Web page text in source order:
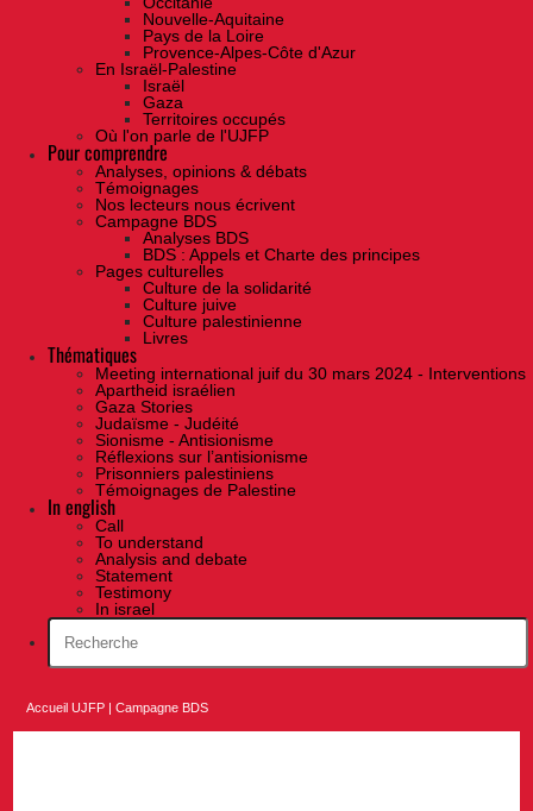
Nouvelle-Aquitaine
Pays de la Loire
Provence-Alpes-Côte d'Azur
En Israël-Palestine
Israël
Gaza
Territoires occupés
Où l'on parle de l'UJFP
Pour comprendre
Analyses, opinions & débats
Témoignages
Nos lecteurs nous écrivent
Campagne BDS
Analyses BDS
BDS : Appels et Charte des principes
Pages culturelles
Culture de la solidarité
Culture juive
Culture palestinienne
Livres
Thématiques
Meeting international juif du 30 mars 2024 - Interventions
Apartheid israélien
Gaza Stories
Judaïsme - Judéité
Sionisme - Antisionisme
Réflexions sur l’antisionisme
Prisonniers palestiniens
Témoignages de Palestine
In english
Call
To understand
Analysis and debate
Statement
Testimony
In israel
Accueil UJFP |Campagne BDS